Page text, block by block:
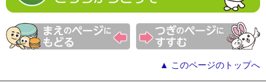
▲ このページのトップへ